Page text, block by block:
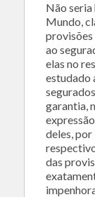
Não seria
Mundo,
provisões
ao
elas no
estudado
garantia,
deles, por
das